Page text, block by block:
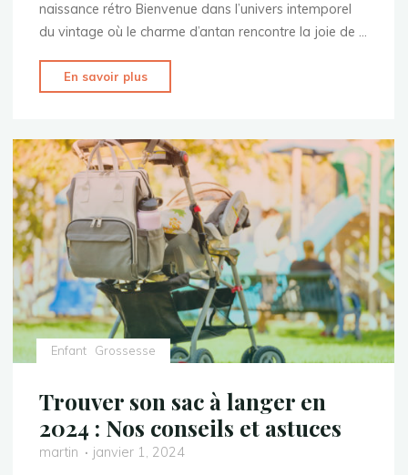
naissance rétro Bienvenue dans l’univers intemporel
du vintage où le charme d’antan rencontre la joie de …
En savoir plus
dans
magie
du
Vintage
:
Faire-
part
de
naissance
rétro"
Enfant
Grossesse
Trouver son sac à langer en
2024 : Nos conseils et astuces
martin
janvier 1, 2024